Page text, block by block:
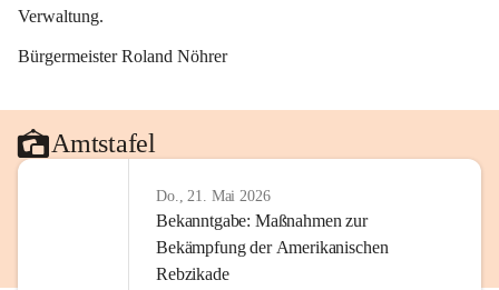
Verwaltung.
Bürgermeister Roland Nöhrer
Amtstafel
Do., 21. Mai 2026
Bekanntgabe: Maßnahmen zur
Bekämpfung der Amerikanischen
Rebzikade